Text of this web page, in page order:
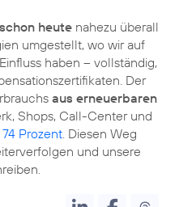
schon heute nahezu überall
umgestellt, wo wir auf
haben – vollständig,
Der
aus erneuerbaren
Shops, Call-Center und
Prozent . Diesen Weg
und unsere